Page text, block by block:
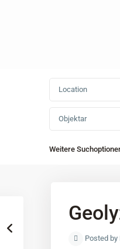
Objektar
Weitere
Posted by